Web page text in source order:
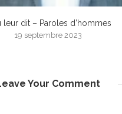
leur dit – Paroles d’hommes
19 septembre 2023
Your Comment